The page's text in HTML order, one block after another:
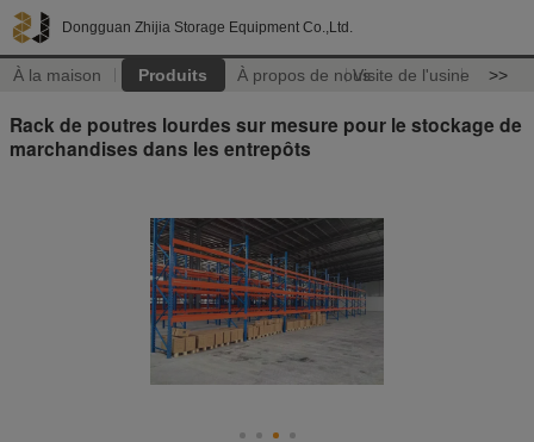
Dongguan Zhijia Storage Equipment Co.,Ltd.
À la maison Produits À propos de nousVisite de l'usine >>
Rack de poutres lourdes sur mesure pour le stockage de
marchandises dans les entrepôts